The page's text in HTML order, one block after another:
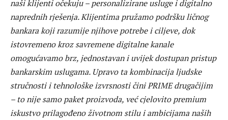
naši klijenti očekuju – personalizirane usluge i digitalno
naprednih rješenja. Klijentima pružamo podršku ličnog
bankara koji razumije njihove potrebe i ciljeve, dok
istovremeno kroz savremene digitalne kanale
omogućavamo brz, jednostavan i uvijek dostupan pristup
bankarskim uslugama. Upravo ta kombinacija ljudske
stručnosti i tehnološke izvrsnosti čini PRIME drugačijim
– to nije samo paket proizvoda, već cjelovito premium
iskustvo prilagođeno životnom stilu i ambicijama naših